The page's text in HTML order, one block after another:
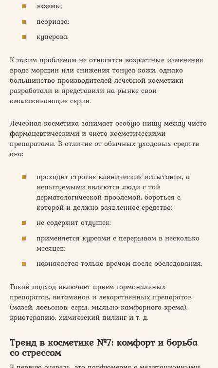
экземы;
псориаза;
купероза.
К таким проблемам не относятся возрастные изменения
вроде морщин или снижения тонуса кожи, однако
большинство производителей лечебной косметики
разработали и представили на рынке свои
омолаживающие серии.
Лечебная косметика занимает особую нишу между чисто
фармацевтическими и чисто косметическими
препаратами. В отличие от обычных уходовых средств
она:
проходит строгие клинические испытания, а
испытуемыми являются люди с той
дерматологической проблемой, бороться с
которой и должно заявленное средство;
не содержит отдушек;
применяется курсами с перерывом в несколько
месяцев;
назначается только врачом после обследования.
Такой подход включает прием гормональных
препаратов, витаминов и лекарственных препаратов
(мазей, лосьонов, серы, мыльно-камфорного крема),
криотерапию, химический пилинг и т. д.
Тренд в косметике №7: комфорт и борьба
со стрессом